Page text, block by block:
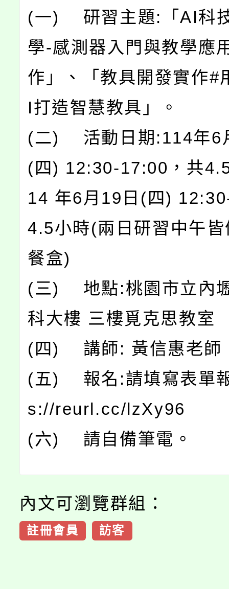
(一) 研習主題:「AI科
學-感測器入門與教學應
作」、「教具開發實作#
I打造智慧教具」。
(二) 活動日期:114年6
(四) 12:30-17:00，共
14 年6月19日(四)
4.5小時(兩日研習中午
餐盒)
(三) 地點:桃園市立內
科大樓 三樓覓克思教室
(四) 講師: 黃信惠老師
(五) 報名:請填寫表單
s://reurl.cc/lzXy96
(六) 請自備筆電。
內文可瀏覽群組：
註冊會員 訪客